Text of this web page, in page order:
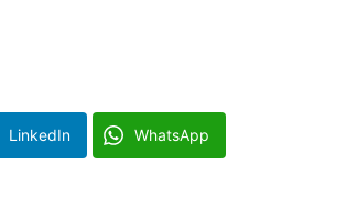
LinkedIn WhatsApp